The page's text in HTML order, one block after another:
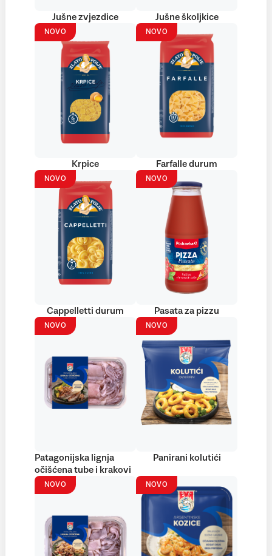
Jušne zvjezdice Jušne školjkice
NOVO
Krpice
NOVO
Farfalle durum
NOVO
Cappelletti durum
NOVO
Pasata za pizzu
NOVO
Patagonijska lignja
očišćena tube i krakovi
NOVO
Panirani kolutići
NOVO NOVO